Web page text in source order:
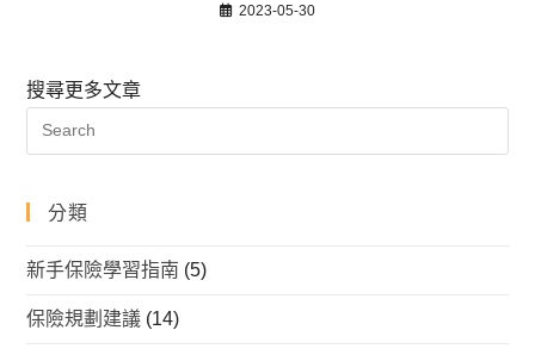
2023-05-30
搜尋更多文章
分類
新手保險學習指南 (5)
保險規劃建議 (14)